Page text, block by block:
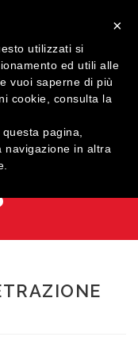
×
utilizzati si
ed utili alle
vuoi saperne di più
cookie, consulta la
pagina,
navigazione in altra